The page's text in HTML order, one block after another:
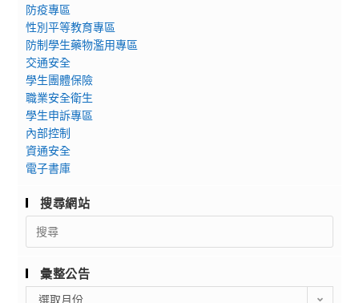
防疫專區
性別平等教育專區
防制學生藥物濫用專區
交通安全
學生團體保險
職業安全衛生
學生申訴專區
內部控制
資通安全
電子書庫
搜尋網站
Search
for:
彙整公告
選取月份